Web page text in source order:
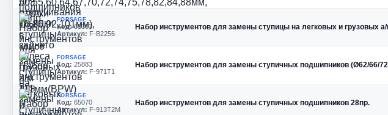
FORSAGE
Код:63303
Артикул: F-B2256
Набор инструментов для замены ступицы на легковых и грузовых
FORSAGE
Код: 25883
Артикул: F-971T1
Набор инструментов для замены ступичных подшипников (Ø62/66/
FORSAGE
Код: 65070
Артикул: F-913T2M
Набор инструментов для замены ступичных подшипников 28пр.